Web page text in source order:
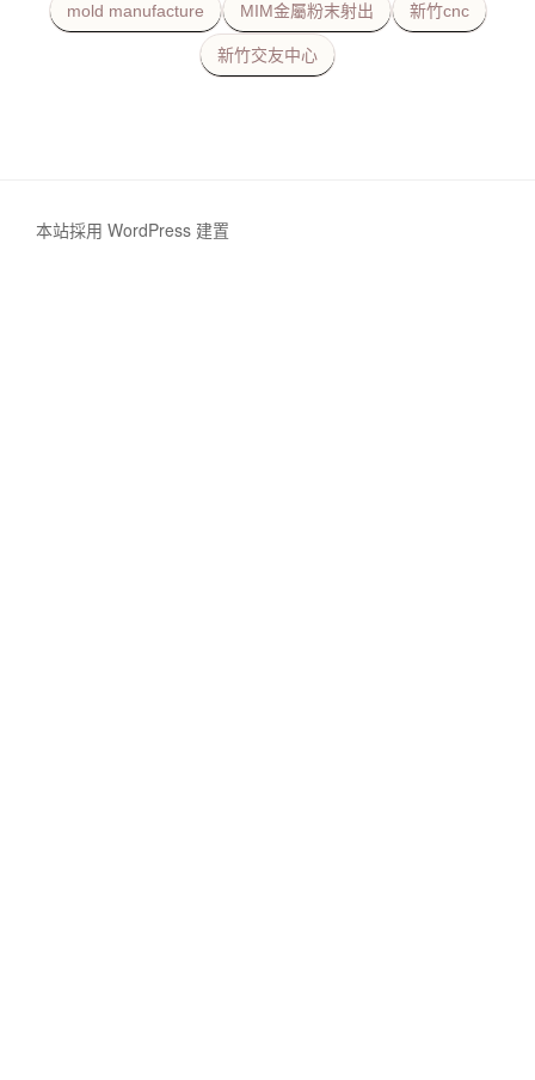
mold manufacture MIM金屬粉末射出 新竹cnc
新竹交友中心
本站採用 WordPress 建置